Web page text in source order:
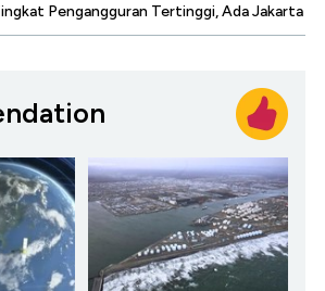
Pengangguran Tertinggi, Ada Jakarta